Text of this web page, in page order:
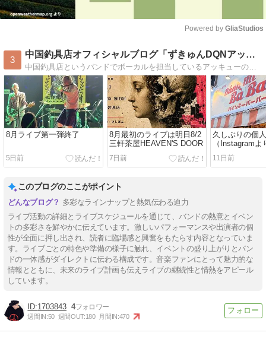
Mute
Powered by GliaStudios
3
中国釣具店オフィシャルブログ「ずきゅんDQNアッキュー」
中国釣具店というバンドでボーカルを担当しているアッキューの音楽活動やたまに私生活もちょいちょい覗いてみれちゃうBlogです。ライブ日程等もここで確認出来ますよ！
8月ライブ第一弾終了
5日前
8月最初のライブは明日8/2
三軒茶屋HEAVEN'S DOOR
7日前
久しぶりの個
（Instagramよ
11日前
このブログのここがポイント
多彩なラインナップと熱気伝わる迫力
ライブ活動の詳細とライブスケジュールを通じて、バンドの熱意とイベン
トの多彩さを鮮やかに伝えています。激しいパフォーマンスや出演者の個
性が全面に押し出され、読者に臨場感と興奮をもたらす内容となっていま
す。ライブごとの特色や準備の様子に触れ、イベントの盛り上がりとバン
ドの一体感がダイレクトに伝わる構成です。音楽ファンにとって魅力的な
情報とともに、未来のライブ計画も伝えライブの継続性と情熱をアピール
しています。
1703843 4
週間IN:50 週間OUT:180 月間IN:470